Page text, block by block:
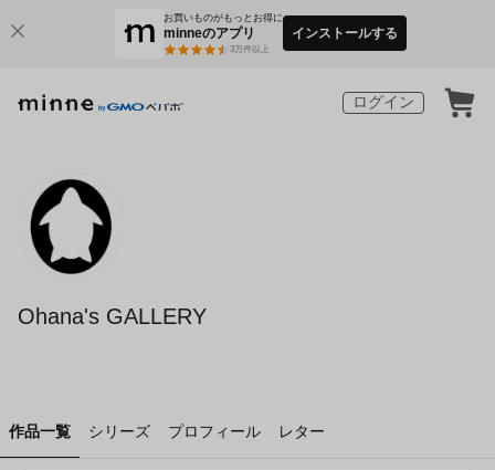
お買いものがもっとお得に
minneのアプリ
3万件以上
インストールする
ログイン
Ohana's GALLERY
作品一覧 シリーズ プロフィール レター